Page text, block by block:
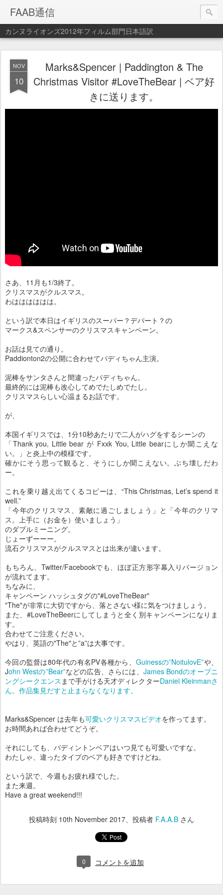
FAAB通信
カンヌライオンズ2012年フィルム部門日本語訳
NOV
10
Marks&Spencer | Paddington & The
Christmas Visitor #LoveTheBear | ベア好
きに送ります。
さあ、11月も1/3終了。
クリスマスがクルスマス。
わはははははは。
という訳で本日はイギリスのスーパー？デパート？の
マークス&スペンサーのクリスマスキャンペーン。
お話は見ての通り。
Paddionton2の公開に合わせてパディちゃん主演。
泥棒をサンタさんと間違ったパディちゃん。
最終的には泥棒も改心してめでたしめでたし。
クリスマスらしい心温まるお話です。
が、
本国イギリスでは、1分10秒あたりで二人がハグをするシーンの
「Thank you, Little bear が Fxxk You, Little bearにしか聞こえな
い。」と炎上中の模様です。
確かにそう思って観ると、そうにしか聞こえない。ぶち壊しだわ
ー。
これを乗り越え出てくるコピーは、“This Christmas, Let’s spend it
well.”
「今年のクリスマス、素敵に過ごしましょう」と「今年のクリマ
ス。上手に（お金を）使いましょう」
のダブルミーニング。
じょーずーーー。
流石クリスマスがクルスマスとは出来が違います。
もちろん、Twitter/Facebookでも、ほぼ正方形字幕入りバージョン
が流れてます。
ちなみに、
キャンペーン ハッシュタグの"#LoveTheBear"
"The"が非常に大切ですから、落とさない様に気をつけましょう。
また、#LoveTheBeerにしてしまうと全く別キャンペーンになりま
す。
合わせてご注意ください。
やはり、英語の"The"と”a”は大事です。
今回の監督は80年代の有名PV各種から、 Guinessの”NoitulovE”や、
John Westの”Bear”などの広告、さらには、 James Bondのオープニ
ングシークエンス まで手がける天才ディレクターDaniel Kleinmanさ
ん。作品集見だすと止まらなくなります。
Marks&Spencer は去年も可愛いクリスマスビデオを作ってます。
お時間あれば合わせてどうぞ。
それにしても、パディントンベアはいつ見ても可愛いですな。
わたしゃ、違ったタイプのベアも好きですけどね。
という訳で、今週もお疲れ様でした。
また来週。
Have a great weekend!!!
投稿時刻 10th November 2017、投稿者 F.A.A.B さん
0 コメントを追加